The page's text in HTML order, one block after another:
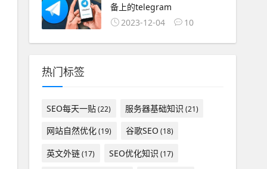
备上的telegram
2023-12-04
10
热门标签
SEO每天一贴(22) 服务器基础知识 (21)
网站自然优化(19) 谷歌SEO (18)
英文外链(17) SEO优化知识 (17)